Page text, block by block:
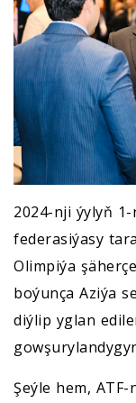
2024-nji ýylyň
federasiýasy
Olimpiýa
boýunça Aziýa
diýlip yglan
Şeýle hem,